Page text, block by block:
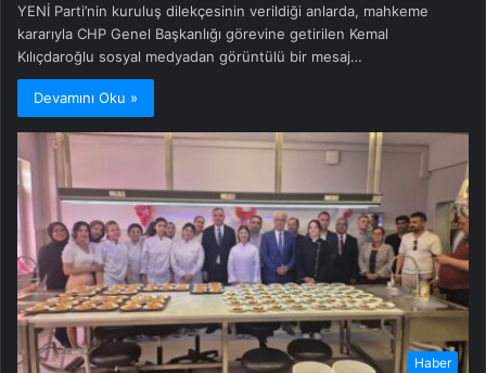
YENİ Parti’nin kuruluş dilekçesinin verildiği anlarda, mahkeme
kararıyla CHP Genel Başkanlığı görevine getirilen Kemal
Kılıçdaroğlu sosyal medyadan görüntülü bir mesaj…
Devamını Oku »
Haber